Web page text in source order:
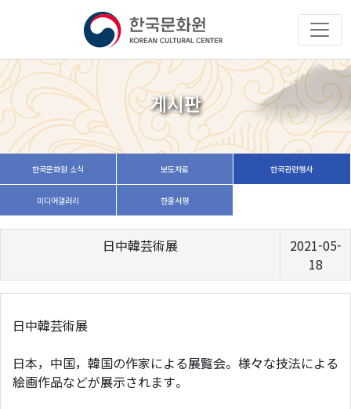
게시판
한국문화원 소식 보도자료 한국관련행사
미디어갤러리 한줄서평
日中韓芸術展
2021-05-
18
日中韓芸術展
日本，中国，韓国の作家による展覧会。様々な技法による
絵画作品などが展示されます。